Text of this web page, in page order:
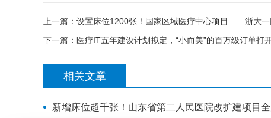
上一篇： 设置床位1200张！国家区域医疗中心项目——浙大一
下一篇： 医疗IT五年建设计划拟定，“小而美”的百万级订单打
相关文章
新增床位超千张！山东省第二人民医院改扩建项目